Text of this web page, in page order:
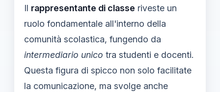
Il rappresentante di classe riveste un
ruolo fondamentale all'interno della
comunità scolastica, fungendo da
intermediario unico tra studenti e docenti.
Questa figura di spicco non solo facilitate
la comunicazione, ma svolge anche